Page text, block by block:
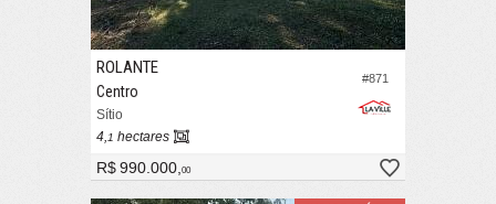
#871
ROLANTE
Centro
Sítio
4,1 hectares
R$ 990.000,00